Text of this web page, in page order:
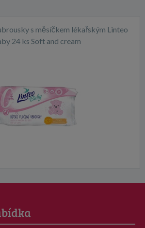
s měsíčkem lékařským Linteo
24 ks Soft and cream